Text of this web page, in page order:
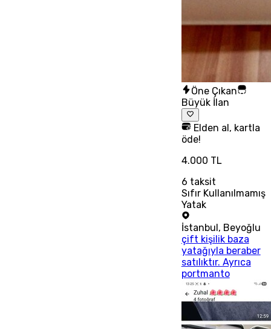
Öne Çıkan
Büyük İlan
Elden al, kartla
öde!
4.000 TL
6 taksit
Sıfır Kullanılmamış
Yatak
İstanbul, Beyoğlu
çift kişilik baza
yatağıyla beraber
satılıktır. Ayrıca
portmanto